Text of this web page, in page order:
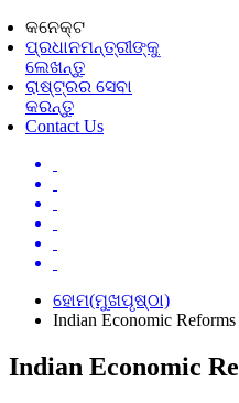
କନେକ୍ଟ
ପ୍ରଧାନମନ୍ତ୍ରୀଙ୍କୁ
ଲେଖନ୍ତୁ
ରାଷ୍ଟ୍ରର ସେବା
କରନ୍ତୁ
Contact Us
ହୋମ(ମୁଖପୃଷ୍ଠା)
Indian Economic Reforms
Indian Economic